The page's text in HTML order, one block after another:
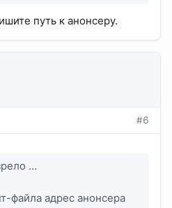
путь к анонсеру.
#6
...
файла адрес анонсера